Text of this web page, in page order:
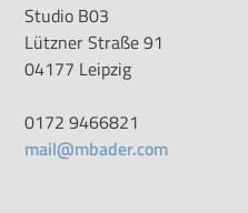
Studio B03
Lützner Straße 91
04177 Leipzig
0172 9466821
mail@mbader.com